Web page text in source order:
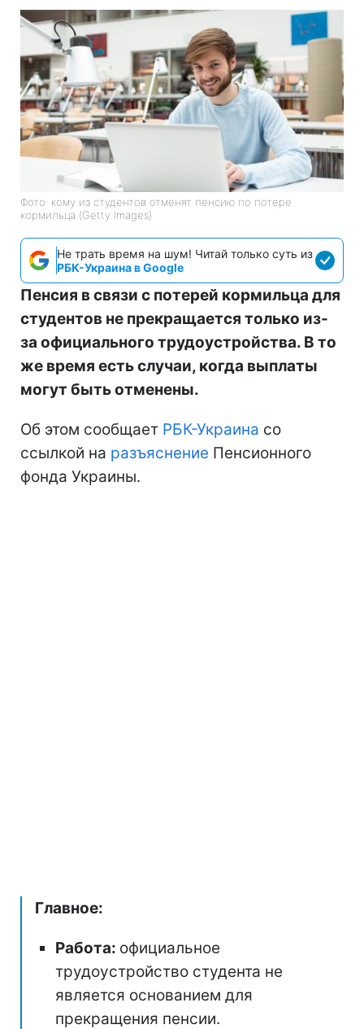
Фото: кому из студентов отменят пенсию по потере
кормильца (Getty Imagеs)
Не трать время на шум! Читай только суть из
РБК-Украина в Google
Пенсия в связи с потерей кормильца для
студентов не прекращается только из-
за официального трудоустройства. В то
же время есть случаи, когда выплаты
могут быть отменены.
Об этом сообщает РБК-Украина со
ссылкой на разъяснение Пенсионного
фонда Украины.
Главное:
Работа: официальное
трудоустройство студента не
является основанием для
прекращения пенсии.